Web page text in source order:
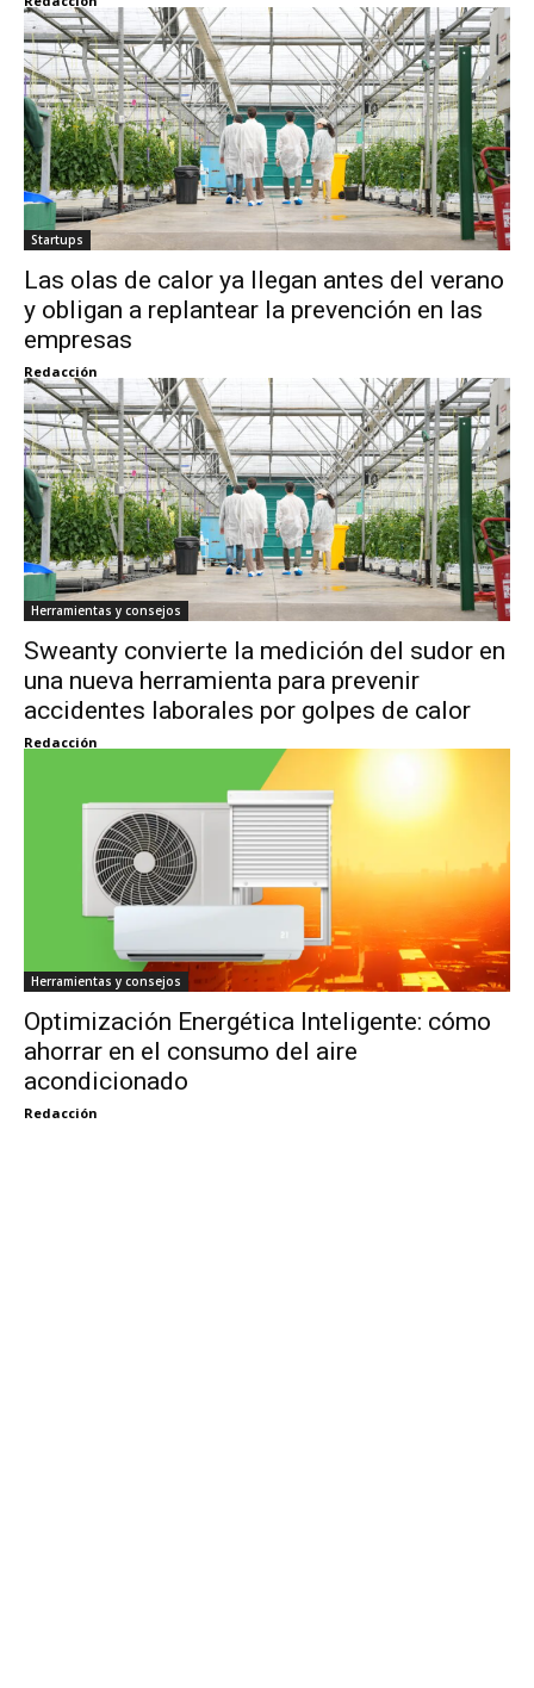
Startups
Las olas de calor ya llegan antes del verano
y obligan a replantear la prevención en las
empresas
Redacción
Herramientas y consejos
Sweanty convierte la medición del sudor en
una nueva herramienta para prevenir
accidentes laborales por golpes de calor
Redacción
Herramientas y consejos
Optimización Energética Inteligente: cómo
ahorrar en el consumo del aire
acondicionado
Redacción